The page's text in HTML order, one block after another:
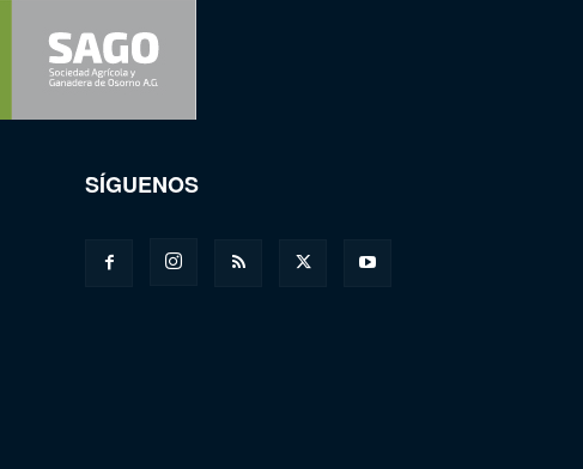
SÍGUENOS